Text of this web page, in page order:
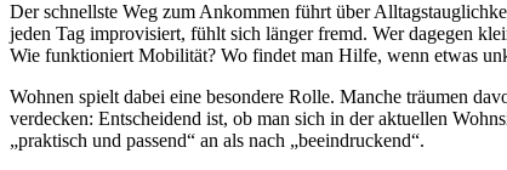
Der schnellste Weg zum Ankommen führt über
jeden Tag improvisiert, fühlt sich länger fremd. Wer dagegen
Wie funktioniert Mobilität? Wo findet man Hilfe, wenn etwas
Wohnen spielt dabei eine besondere Rolle. Manche träumen
verdecken: Entscheidend ist, ob man sich in der aktuellen
„praktisch und passend“ an als nach „beeindruckend“.